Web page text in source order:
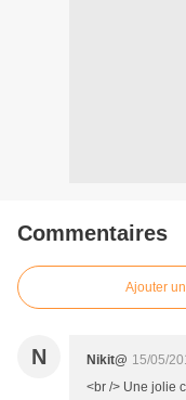
Commentaires
Ajouter
N Nikit@ 15/05/
<br /> Une jolie